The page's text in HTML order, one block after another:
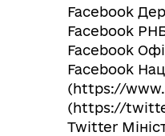
Facebook
Facebook
Facebook
Facebook
(https://
(https://
Twitter